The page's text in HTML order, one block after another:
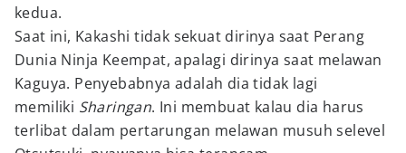
kedua.
Saat ini, Kakashi tidak sekuat dirinya saat Perang
Dunia Ninja Keempat, apalagi dirinya saat melawan
Kaguya. Penyebabnya adalah dia tidak lagi
memiliki Sharingan. Ini membuat kalau dia harus
terlibat dalam pertarungan melawan musuh selevel